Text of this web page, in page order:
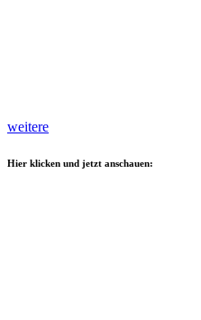
weitere
Hier klicken und jetzt anschauen: